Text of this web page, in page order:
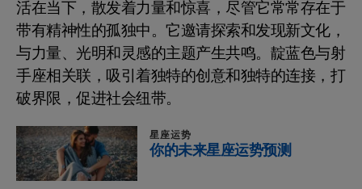
活在当下，散发着力量和惊喜，尽管它常常存在于
带有精神性的孤独中。它邀请探索和发现新文化，
与力量、光明和灵感的主题产生共鸣。靛蓝色与射
手座相关联，吸引着独特的创意和独特的连接，打
破界限，促进社会纽带。
星座运势
你的未来星座运势预测